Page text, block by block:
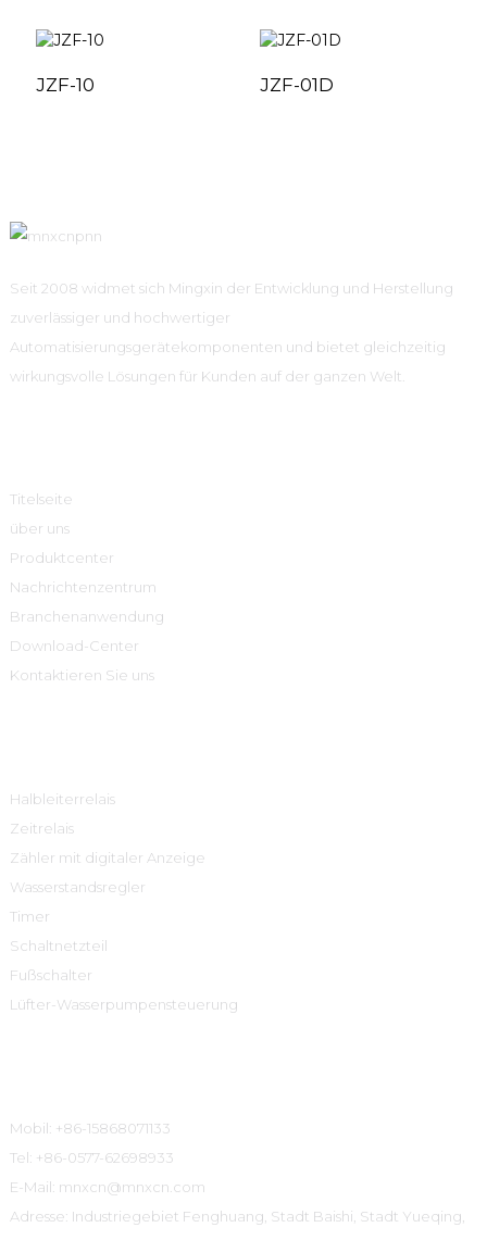
JZF-10 JZF-01D
Seit 2008 widmet sich Mingxin der Entwicklung und Herstellung
zuverlässiger und hochwertiger
Automatisierungsgerätekomponenten und bietet gleichzeitig
wirkungsvolle Lösungen für Kunden auf der ganzen Welt.
Titelseite
über uns
Produktcenter
Nachrichtenzentrum
Branchenanwendung
Download-Center
Kontaktieren Sie uns
Halbleiterrelais
Zeitrelais
Zähler mit digitaler Anzeige
Wasserstandsregler
Timer
Schaltnetzteil
Fußschalter
Lüfter-Wasserpumpensteuerung
Mobil: +86-15868071133
Tel: +86-0577-62698933
E-Mail: mnxcn@mnxcn.com
Adresse: Industriegebiet Fenghuang, Stadt Baishi, Stadt Yueqing,